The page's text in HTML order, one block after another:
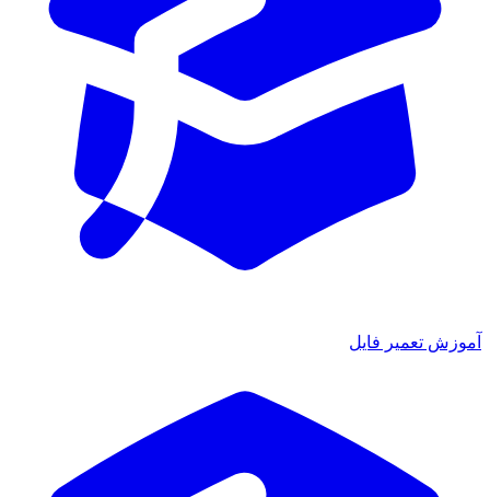
آموزش تعمیر فایل